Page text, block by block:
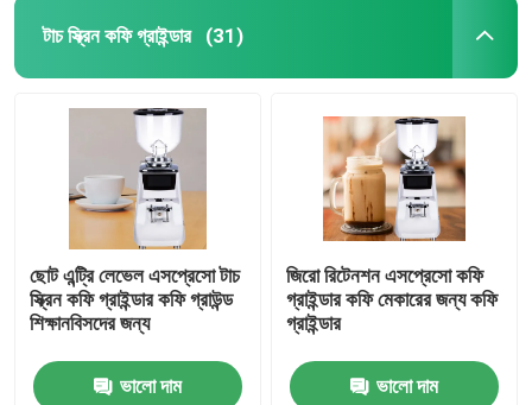
টাচ স্ক্রিন কফি গ্রাইন্ডার (31)
ছোট এন্ট্রি লেভেল এসপ্রেসো টাচ
স্ক্রিন কফি গ্রাইন্ডার কফি গ্রাউন্ড
শিক্ষানবিসদের জন্য
ভালো দাম
জিরো রিটেনশন এসপ্রেসো কফি
গ্রাইন্ডার কফি মেকারের জন্য কফি
গ্রাইন্ডার
ভালো দাম